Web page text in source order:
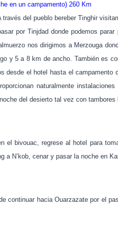
en un campamento) 260 Km
través del pueblo bereber Tinghir
por Tinjdad donde podemos
nos dirigimos a Merzouga
y 5 a 8 km de ancho. También es
desde el hotel hasta el
naturalmente instalaciones
del desierto tal vez con tambores
el bivouac, regrese al hotel para
a N’kob, cenar y pasar la noche en
continuar hacia Ouarzazate por el